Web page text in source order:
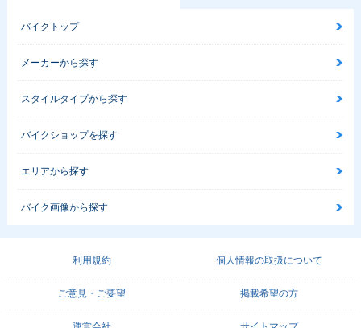
バイクトップ
メーカーから探す
スタイルタイプから探す
バイクショップを探す
エリアから探す
バイク画像から探す
利用規約 個人情報の取扱について
ご意見・ご要望 掲載希望の方